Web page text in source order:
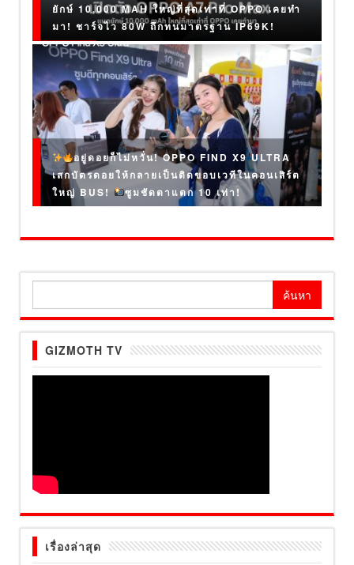
ยักษ์ 10,000 MAH ใหญ่ที่สุดเท่าที่ OPPO เคยทำ
มา! ชาร์จไว 80W ถึกทนมาตรฐาน IP69K!
อยู่ดอยก็ไม่หวั่น! OPPO FIND X9 ULTRA
เสกบัตรดอยให้กลายเป็นติดขอบเวทีในคอนเสิร์ต
ใหญ่ BUS!
ซูมชัดตาแตก 10 เท่า!
GIZMOTH TV
เรื่องล่าสุด